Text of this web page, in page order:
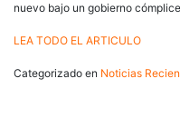
nuevo bajo un gobierno
LEA TODO EL ARTICULO
Categorizado en Noticias